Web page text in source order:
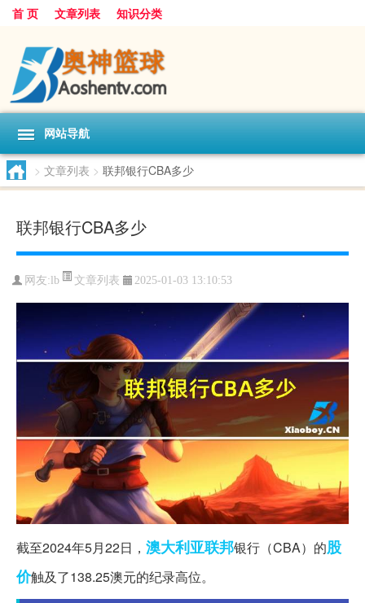
首 页 文章列表 知识分类
网站导航
> 文章列表 > 联邦银行CBA多少
联邦银行CBA多少
网友:lb 文章列表 2025-01-03 13:10:53
截至2024年5月22日， 澳大利亚联邦银行（CBA）的股
价触及了138.25澳元的纪录高位。